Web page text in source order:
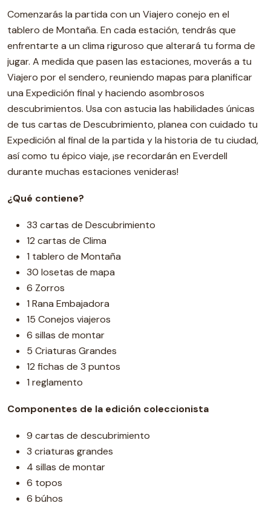
Comenzarás la partida con un Viajero conejo en el
tablero de Montaña. En cada estación, tendrás que
enfrentarte a un clima riguroso que alterará tu forma de
jugar. A medida que pasen las estaciones, moverás a tu
Viajero por el sendero, reuniendo mapas para planificar
una Expedición final y haciendo asombrosos
descubrimientos. Usa con astucia las habilidades únicas
de tus cartas de Descubrimiento, planea con cuidado tu
Expedición al final de la partida y la historia de tu ciudad,
así como tu épico viaje, ¡se recordarán en Everdell
durante muchas estaciones venideras!
¿Qué contiene?
33 cartas de Descubrimiento
12 cartas de Clima
1 tablero de Montaña
30 losetas de mapa
6 Zorros
1 Rana Embajadora
15 Conejos viajeros
6 sillas de montar
5 Criaturas Grandes
12 fichas de 3 puntos
1 reglamento
Componentes de la edición coleccionista
9 cartas de descubrimiento
3 criaturas grandes
4 sillas de montar
6 topos
6 búhos